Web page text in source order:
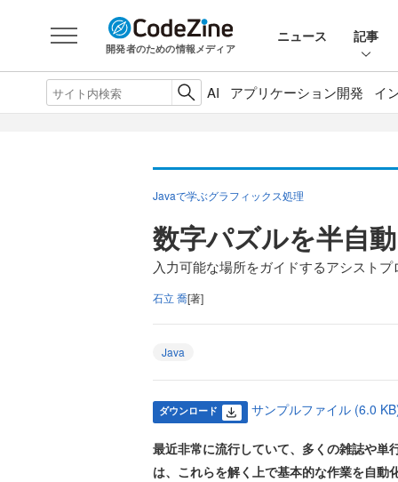
開発者のための情報メディア
ニュース 記事
AI アプリケーション開発 イ
Javaで学ぶグラフィックス処理
数字パズルを半自
入力可能な場所をガイドするアシストプ
石立 喬[著]
Java
ダウンロード サンプルファイル (6.0
最近非常に流行していて、多くの雑誌や単
は、これらを解く上で基本的な作業を自